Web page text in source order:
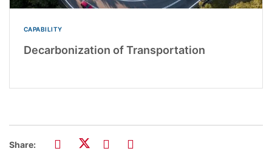
CAPABILITY
Decarbonization of Transportation
Share: